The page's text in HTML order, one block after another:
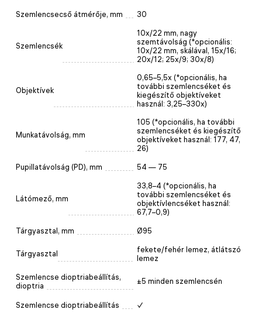
Szemlencsecső átmérője, mm 30
Szemlencsék
10x/22 mm, nagy
szemtávolság (*opcionális:
10x/22 mm, skálával, 15x/16;
20x/12; 25x/9; 30x/8)
Objektívek
0,65–5,5х (*opcionális, ha
további szemlencséket és
kiegészítő objektíveket
használ: 3,25–330х)
Munkatávolság, mm
105 (*opcionális, ha további
szemlencséket és kiegészítő
objektíveket használ: 177, 47,
26)
Pupillatávolság (PD), mm 54 — 75
Látómező, mm
33,8–4 (*opcionális, ha
további szemlencséket és
objektívlencséket használ:
67,7–0,9)
Tárgyasztal, mm Ø95
Tárgyasztal
fekete/fehér lemez, átlátszó
lemez
Szemlencse dioptriabeállítás,
dioptria
±5 minden szemlencsén
Szemlencse dioptriabeállítás ✓